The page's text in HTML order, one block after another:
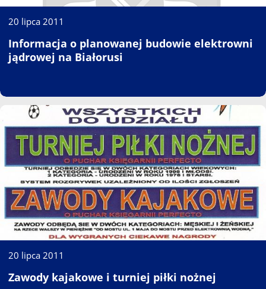
20 lipca 2011
Informacja o planowanej budowie elektrowni
jądrowej na Białorusi
20 lipca 2011
Zawody kajakowe i turniej piłki nożnej